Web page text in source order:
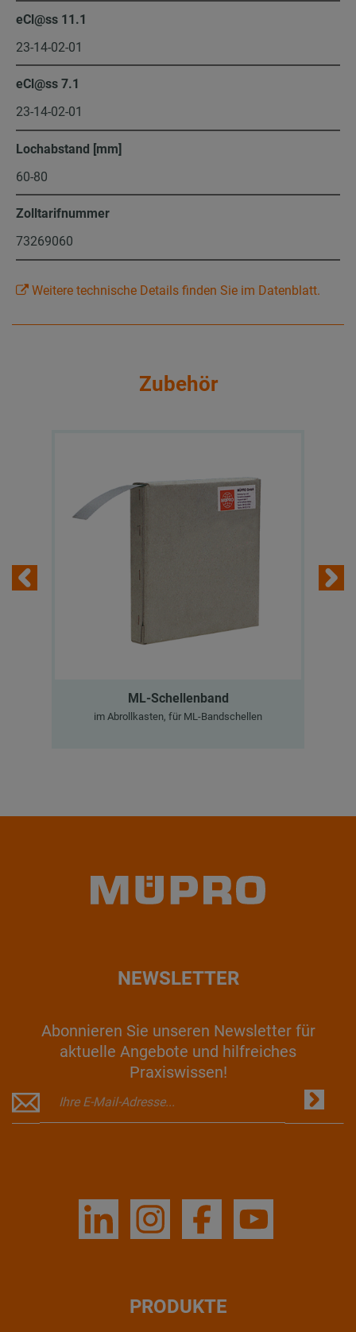
eCl@ss 11.1
23-14-02-01
eCl@ss 7.1
23-14-02-01
Lochabstand [mm]
60-80
Zolltarifnummer
73269060
Weitere technische Details finden Sie im Datenblatt.
Zubehör
ML-Schellenband
im Abrollkasten, für ML-Bandschellen
NEWSLETTER
Abonnieren Sie unseren Newsletter für
aktuelle Angebote und hilfreiches
Praxiswissen!
PRODUKTE